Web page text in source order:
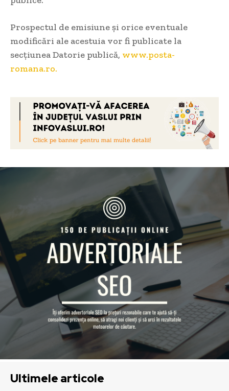
Prospectul de emisiune și orice eventuale
modificări ale acestuia vor fi publicate la
secțiunea Datorie publică, www.posta-
romana.ro.
Ultimele articole